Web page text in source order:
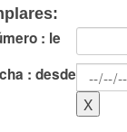
: le
: desde